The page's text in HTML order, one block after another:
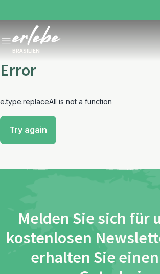
BRASILIEN
Error
e.type.replaceAll is not a function
Try again
Melden Sie sich für
kostenlosen
erhalten Sie einen